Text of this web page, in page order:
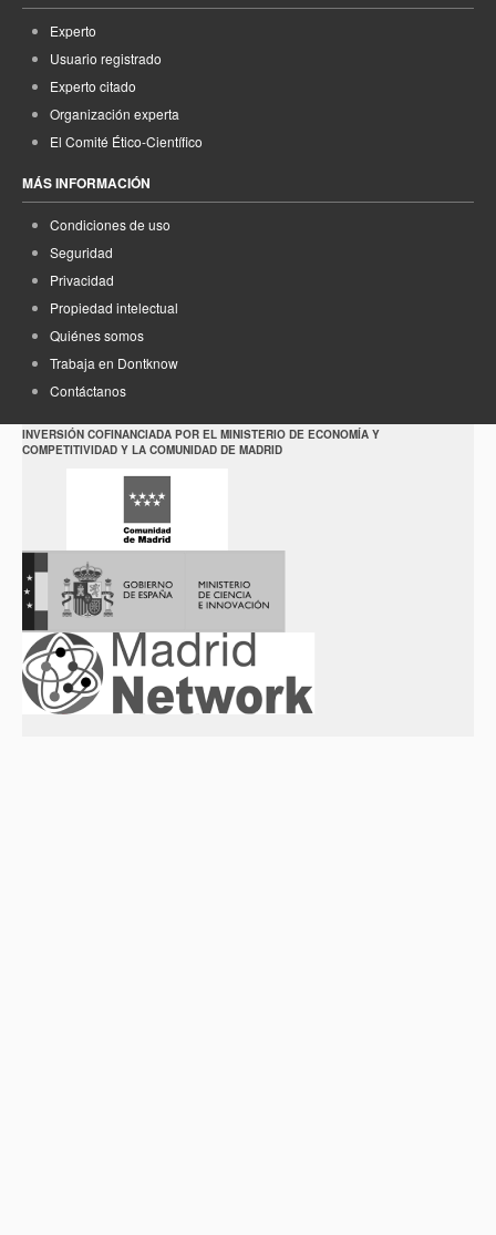
Experto
Usuario registrado
Experto citado
Organización experta
El Comité Ético-Científico
MÁS INFORMACIÓN
Condiciones de uso
Seguridad
Privacidad
Propiedad intelectual
Quiénes somos
Trabaja en Dontknow
Contáctanos
INVERSIÓN COFINANCIADA POR EL MINISTERIO DE ECONOMÍA Y
COMPETITIVIDAD Y LA COMUNIDAD DE MADRID